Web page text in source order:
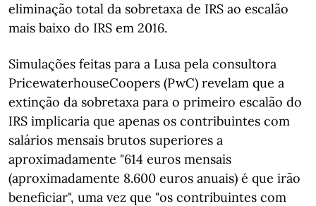
eliminação total da sobretaxa de IRS ao escalão
mais baixo do IRS em 2016.
Simulações feitas para a Lusa pela consultora
PricewaterhouseCoopers (PwC) revelam que a
extinção da sobretaxa para o primeiro escalão do
IRS implicaria que apenas os contribuintes com
salários mensais brutos superiores a
aproximadamente "614 euros mensais
(aproximadamente 8.600 euros anuais) é que irão
beneficiar", uma vez que "os contribuintes com